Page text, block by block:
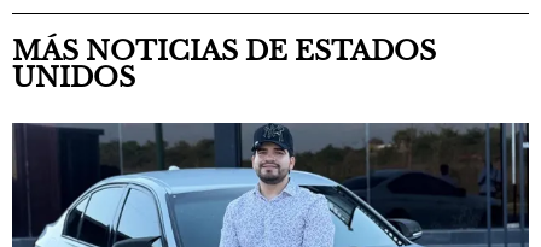
MÁS NOTICIAS DE ESTADOS
UNIDOS